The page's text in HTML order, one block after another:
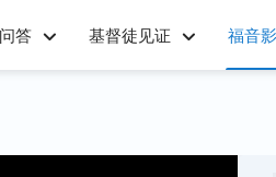
答 基督徒见证 福音